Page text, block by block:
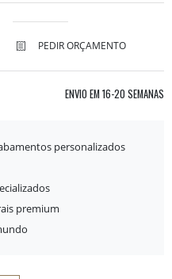
PEDIR ORÇAMENTO
ENVIO EM 16-20 SEMANAS
personalizados
premium